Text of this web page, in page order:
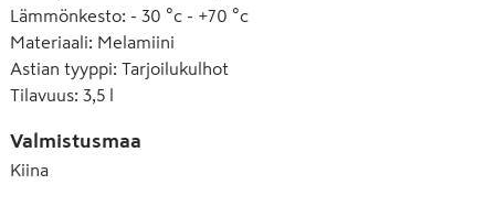
Lämmönkesto:
- 30 °c - +70 °c
Materiaali: Melamiini
Astian tyyppi: Tarjoilukulhot
Tilavuus: 3,5 l
Valmistusmaa
Kiina